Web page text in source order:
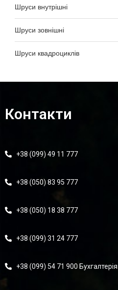
Шруси внутрішні
Шруси зовнішні
Шруси квадроциклів
Контакти
+38 (099) 49 11 777
+38 (050) 83 95 777
+38 (050) 18 38 777
+38 (099) 31 24 777
+38 (099) 54 71 900 Бухгалтерія